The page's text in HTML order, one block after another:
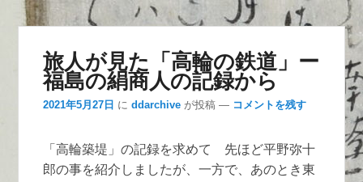
旅人が見た「高輪の鉄道」ー
福島の絹商人の記録から
2021年5月27日 に ddarchive が投稿 — コメントを残す
「高輪築堤」の記録を求めて 先ほど平野弥十
郎の事を紹介しましたが、一方で、あのとき東